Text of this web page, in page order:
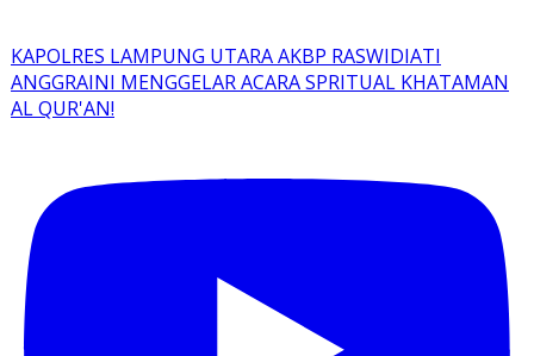
KAPOLRES LAMPUNG UTARA AKBP RASWIDIATI
ANGGRAINI MENGGELAR ACARA SPRITUAL KHATAMAN
AL QUR'AN!